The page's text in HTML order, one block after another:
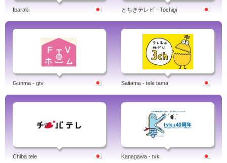
Ibaraki とちぎテレビ - Tochigi
Gunma - gtv Saitama - tele tama
Chiba tele Kanagawa - tvk